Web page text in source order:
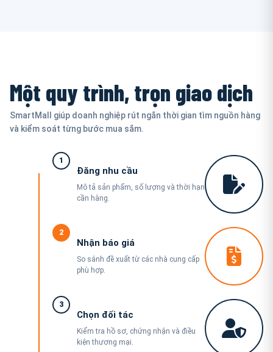
Một quy trình, trọn giao dịch
SmartMall giúp doanh nghiệp rút ngắn thời gian tìm nguồn hàng
và kiểm soát từng bước mua sắm.
1
Đăng nhu cầu
Mô tả sản phẩm, số lượng và thời hạn
cần hàng.
2
Nhận báo giá
So sánh đề xuất từ các nhà cung cấp
phù hợp.
3
Chọn đối tác
Kiểm tra hồ sơ, chứng nhận và điều
kiện thương mại.